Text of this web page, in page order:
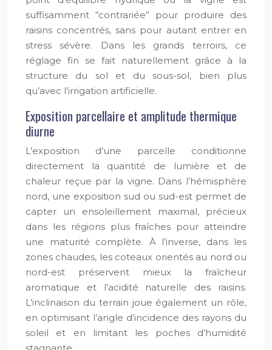
suffisamment “contrariée” pour produire des
raisins concentrés, sans pour autant entrer en
stress sévère. Dans les grands terroirs, ce
réglage fin se fait naturellement grâce à la
structure du sol et du sous-sol, bien plus
qu’avec l’irrigation artificielle.
Exposition parcellaire et amplitude thermique
diurne
L’exposition d’une parcelle conditionne
directement la quantité de lumière et de
chaleur reçue par la vigne. Dans l’hémisphère
nord, une exposition sud ou sud-est permet de
capter un ensoleillement maximal, précieux
dans les régions plus fraîches pour atteindre
une maturité complète. À l’inverse, dans les
zones chaudes, les coteaux orientés au nord ou
nord-est préservent mieux la fraîcheur
aromatique et l’acidité naturelle des raisins.
L’inclinaison du terrain joue également un rôle,
en optimisant l’angle d’incidence des rayons du
soleil et en limitant les poches d’humidité